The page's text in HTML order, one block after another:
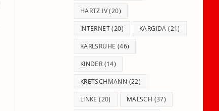
HARTZ IV(20)
INTERNET(20) KARGIDA (21)
KARLSRUHE (46)
KINDER (14)
KRETSCHMANN (22)
LINKE (20) MALSCH (37)